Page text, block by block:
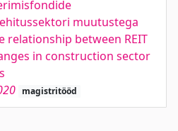
muutustega
relationship between REIT
in construction sector
magistritööd